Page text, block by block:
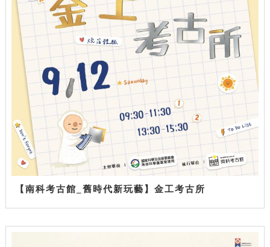
【南科考古館_舊時代新玩藝】金工考古所